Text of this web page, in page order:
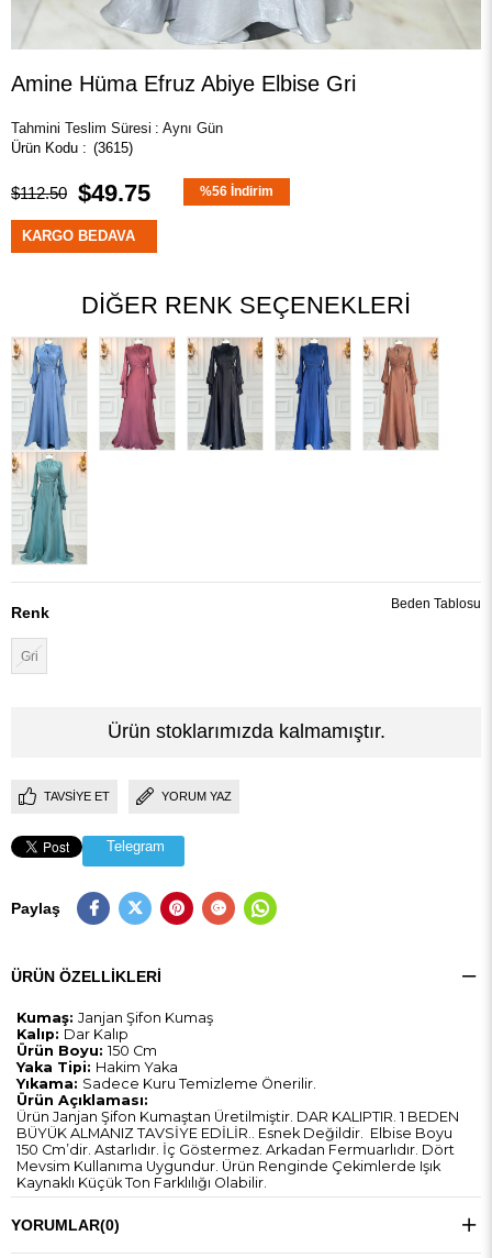
Amine Hüma Efruz Abiye Elbise Gri
Tahmini Teslim Süresi : Aynı Gün
(3615)
$112.50 $49.75 %56 İndirim
KARGO BEDAVA
DIĞER RENK SEÇENEKLERI
Renk
Gri
Beden Tablosu
Ürün stoklarımızda kalmamıştır.
TAVSIYE ET YORUM YAZ
Telegram
Paylaş
ÜRÜN ÖZELLIKLERI
Kumaş: Janjan Şifon Kumaş
Kalıp: Dar Kalıp
Ürün Boyu: 150 Cm
Yaka Tipi: Hakim Yaka
Yıkama: Sadece Kuru Temizleme Önerilir.
Ürün Açıklaması:
Ürün Janjan Şifon Kumaştan Üretilmiştir. DAR KALIPTIR. 1 BEDEN
BÜYÜK ALMANIZ TAVSİYE EDİLİR.. Esnek Değildir. Elbise Boyu
150 Cm’dir. Astarlıdır. İç Göstermez. Arkadan Fermuarlıdır. Dört
Mevsim Kullanıma Uygundur. Ürün Renginde Çekimlerde Işık
Kaynaklı Küçük Ton Farklılığı Olabilir.
YORUMLAR(0)